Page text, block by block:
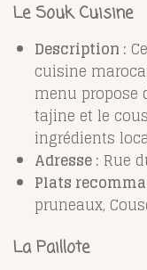
Le Souk Cuisine
Description :
cuisine
menu propose
tajine et le
ingrédients
Adresse : Rue
Plats
pruneaux,
La Paillote